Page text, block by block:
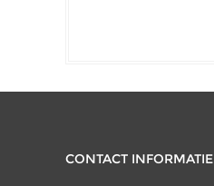
CONTACT INFORMATIE